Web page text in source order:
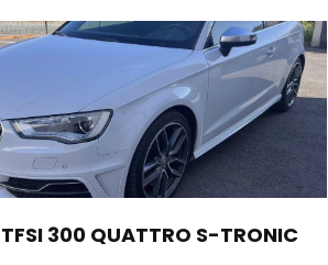
300 QUATTRO S-TRONIC